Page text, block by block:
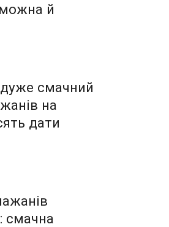
можна й
смачний
на
дати
смачна